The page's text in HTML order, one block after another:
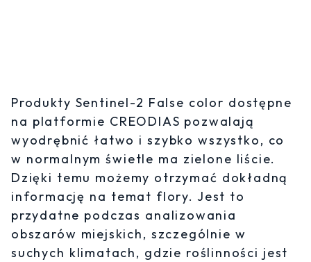
Produkty Sentinel-2 False color dostępne
na platformie CREODIAS pozwalają
wyodrębnić łatwo i szybko wszystko, co
w normalnym świetle ma zielone liście.
Dzięki temu możemy otrzymać dokładną
informację na temat flory. Jest to
przydatne podczas analizowania
obszarów miejskich, szczególnie w
suchych klimatach, gdzie roślinności jest